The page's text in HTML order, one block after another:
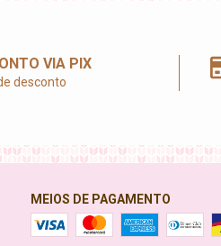
VIA PIX
desconto
MEIOS DE PAGAMENTO